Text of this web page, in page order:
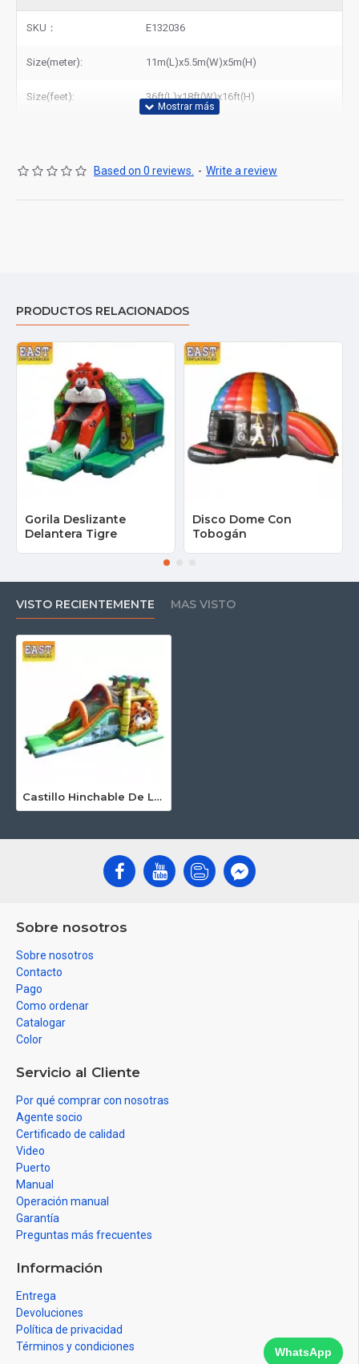
SKU： E132036
Size(meter): 11m(L)x5.5m(W)x5m(H)
Size(feet): 36ft(L)x18ft(W)x16ft(H)
Based on 0 reviews. - Write a review
PRODUCTOS RELACIONADOS
Gorila Deslizante
Delantera Tigre
Disco Dome Con
Tobogán
VISTO RECIENTEMENTE MAS VISTO
Castillo Hinchable De La Jungla Con Tobogán
Sobre nosotros
Sobre nosotros
Contacto
Pago
Como ordenar
Catalogar
Color
Servicio al Cliente
Por qué comprar con nosotras
Agente socio
Certificado de calidad
Video
Puerto
Manual
Operación manual
Garantía
Preguntas más frecuentes
Información
Entrega
Devoluciones
Política de privacidad
Términos y condiciones
WhatsApp